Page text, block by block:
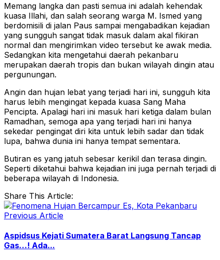
Memang langka dan pasti semua ini adalah kehendak
kuasa Illahi, dan salah seorang warga M. Ismed yang
berdomisili di jalan Paus sampai mengabadikan kejadian
yang sungguh sangat tidak masuk dalam akal fikiran
normal dan mengirimkan video tersebut ke awak media.
Sedangkan kita mengetahui daerah pekanbaru
merupakan daerah tropis dan bukan wilayah dingin atau
pergunungan.
Angin dan hujan lebat yang terjadi hari ini, sungguh kita
harus lebih mengingat kepada kuasa Sang Maha
Pencipta. Apalagi hari ini masuk hari ketiga dalam bulan
Ramadhan, semoga apa yang terjadi hari ini hanya
sekedar pengingat diri kita untuk lebih sadar dan tidak
lupa, bahwa dunia ini hanya tempat sementara.
Butiran es yang jatuh sebesar kerikil dan terasa dingin.
Seperti diketahui bahwa kejadian ini juga pernah terjadi di
beberapa wilayah di Indonesia.
Share This Article:
Previous Article
Aspidsus Kejati Sumatera Barat Langsung Tancap
Gas…! Ada...